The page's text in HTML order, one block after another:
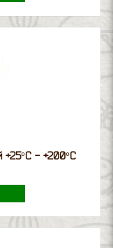
+25°С - +200°С